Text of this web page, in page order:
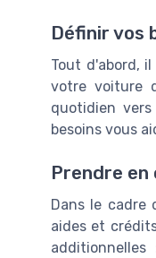
Définir vos
Tout d'abord,
votre voiture
quotidien
besoins vous
Prendre
Dans le
aides et